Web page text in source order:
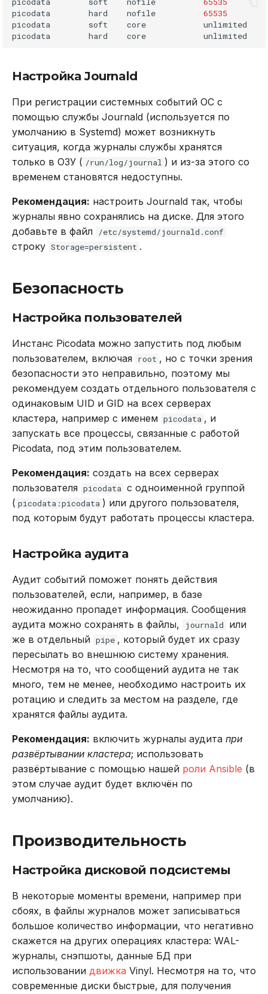
picodata
hard nofile
65535
picodata
soft core
unlimited
picodata
hard core
Настройка Journald
При регистрации системных событий ОС с
помощью службы Journald (используется по
умолчанию в Systemd) может возникнуть
ситуация, когда журналы службы хранятся
только в ОЗУ ( /run/log/journal ) и из-за этого со
временем становятся недоступны.
Рекомендация: настроить Journald так, чтобы
журналы явно сохранялись на диске. Для этого
добавьте в файл
/etc/systemd/journald.conf
строку Storage=persistent .
Безопасность
Настройка пользователей
Инстанс Picodata можно запустить под любым
пользователем, включая root , но с точки зрения
безопасности это неправильно, поэтому мы
рекомендуем создать отдельного пользователя с
одинаковым UID и GID на всех серверах
кластера, например с именем picodata , и
запускать все процессы, связанные с работой
Picodata, под этим пользователем.
Рекомендация: создать на всех серверах
пользователя picodata с одноименной группой
( picodata:picodata ) или другого пользователя,
под которым будут работать процессы кластера.
Настройка аудита
Аудит событий поможет понять действия
пользователей, если, например, в базе
неожиданно пропадет информация. Сообщения
аудита можно сохранять в файлы,
journald
или
же в отдельный pipe , который будет их сразу
пересылать во внешнюю систему хранения.
Несмотря на то, что сообщений аудита не так
много, тем не менее, необходимо настроить их
ротацию и следить за местом на разделе, где
хранятся файлы аудита.
Рекомендация: включить журналы аудита при
развёртывании кластера; использовать
развёртывание с помощью нашей роли Ansible (в
этом случае аудит будет включён по
умолчанию).
Производительность
Настройка дисковой подсистемы
В некоторые моменты времени, например при
сбоях, в файлы журналов может записываться
большое количество информации, что негативно
скажется на других операциях кластера: WAL-
журналы, снэпшоты, данные БД при
использовании движка Vinyl. Несмотря на то, что
современные диски быстрые, для получения